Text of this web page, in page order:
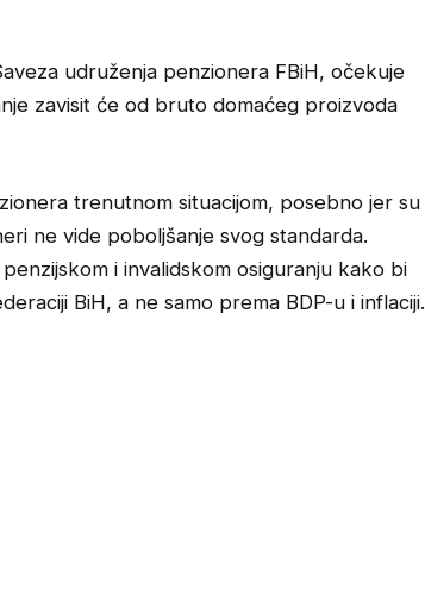
udruženja penzionera FBiH, očekuje
zavisit će od bruto domaćeg proizvoda
trenutnom situacijom, posebno jer su
ne vide poboljšanje svog standarda.
i invalidskom osiguranju kako bi
BiH, a ne samo prema BDP-u i inflaciji.